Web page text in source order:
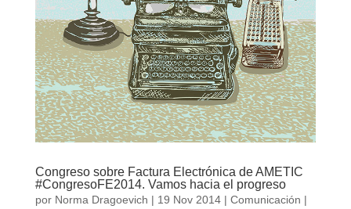
Congreso sobre Factura Electrónica de AMETIC
#CongresoFE2014. Vamos hacia el progreso
por Norma Dragoevich | 19 Nov 2014| Comunicación |